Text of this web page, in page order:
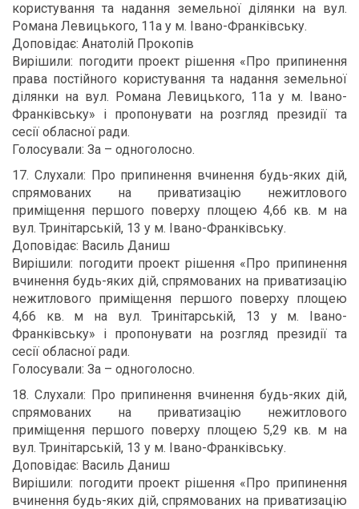
користування та надання земельної ділянки на вул.
Романа Левицького, 11а у м. Івано-Франківську.
Доповідає: Анатолій Прокопів
Вирішили: погодити проект рішення «Про припинення
права постійного користування та надання земельної
ділянки на вул. Романа Левицького, 11а у м. Івано-
Франківську» і пропонувати на розгляд президії та
сесії обласної ради.
Голосували: За – одноголосно.
17. Слухали: Про припинення вчинення будь-яких дій,
спрямованих на приватизацію нежитлового
приміщення першого поверху площею 4,66 кв. м на
вул. Тринітарській, 13 у м. Івано-Франківську.
Доповідає: Василь Даниш
Вирішили: погодити проект рішення «Про припинення
вчинення будь-яких дій, спрямованих на приватизацію
нежитлового приміщення першого поверху площею
4,66 кв. м на вул. Тринітарській, 13 у м. Івано-
Франківську» і пропонувати на розгляд президії та
сесії обласної ради.
Голосували: За – одноголосно.
18. Слухали: Про припинення вчинення будь-яких дій,
спрямованих на приватизацію нежитлового
приміщення першого поверху площею 5,29 кв. м на
вул. Тринітарській, 13 у м. Івано-Франківську.
Доповідає: Василь Даниш
Вирішили: погодити проект рішення «Про припинення
вчинення будь-яких дій, спрямованих на приватизацію